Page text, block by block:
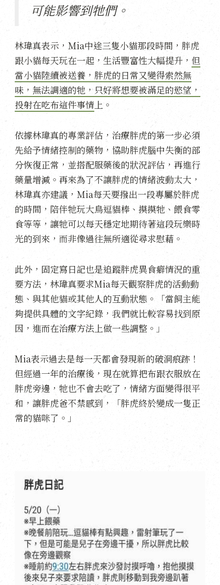
可能影響到牠們。
林瑋真表示，Ｍia中途三隻小貓那段時間，胖虎
跟小貓每天玩在一起，生活豐富性大幅提升， 但
當小貓陸續被送養，胖虎的日常又變得索然無
味，無法調適的牠，只好將想要被滿足的慾望，
投射在吃布這件事情 上。
依據林瑋真的專業評估，治療胖虎的第一步必須
先給予情緒控制的藥物，協助胖虎腦中失衡的部
分恢復正常，並搭配服藥後的狀況評估，再進行
藥量增減。再來為了不讓胖虎的情緒波動太大，
林瑋真亦建議，Ｍia每天要撥出一段專屬於胖虎
的時間，陪伴牠玩大鳥逗貓棒、摸摸牠、餵食零
食等等，讓牠可以每天穩定地期待著這段玩樂時
光的到來，而非像過往無所適從尋求慰藉。
此外，固定寫日記也是追蹤胖虎異食癖情況的重
要方法，林瑋真要求Mia每天觀察胖虎的活動動
態、與其他貓或其他人的互動狀態。「當飼主能
夠提供具體的文字紀錄，我們就比較容易找到原
因，進而在治療方法上做一些調整。」
Mia表示過去是每一天都會發現新的破洞痕跡！
但經過一年的治療後，現在就算把布跟衣服放在
胖虎旁邊，牠也不會去吃了，情緒方面變得很平
和，讓胖虎爸不禁感到，「胖虎終於變成一隻正
常的貓咪了。」